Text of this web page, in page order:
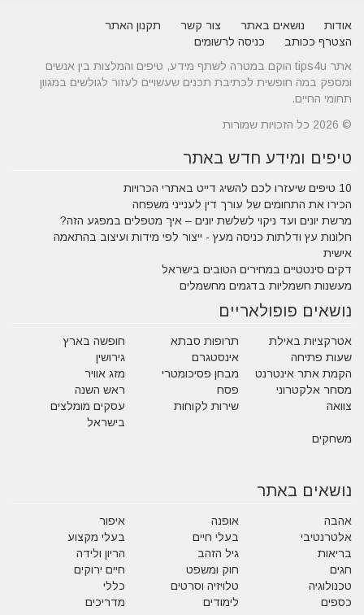
אודות נושאים באתר צור קשר
תקנון האתר
הצטרף ככותב
כניסה לרשומים
אתר tips4u הוקם במטרה לשתף מידע, טיפים והמלצות בין אנשים
ומספק במה חופשית לכתיבת תכנים שעשויים לעזור לגולשים במגוון
תחומי החיים.
© 2026 כל הזכויות שמורות
טיפים ומידע חדש באתר
10 טיפים שיעזרו לכם להשיג דייט באתרי הכרויות
הכירו את התחומים של עורך דין לענייני משפחה
מרשת יונים ועד ניקוי לשלשת יונים – איך מטפלים במפגע הזה?
חלונות עץ ודלתות כניסה מעץ - ייצור לפי מידות ועיצוב בהתאמה
אישית
דקים סינטטיים במחירים הטובים בישראל
מעשנות חשמליות בדגמים מחשמלים
נושאים פופולאריים
אטרקציות באילת תרופות סבתא
חופשה בארץ
שעות פתיחה
אינסטגרם
גירושין
הקמת אתר אינטרנט
מבחן פסיכומטרי
מזג אוויר
מסחר אלקטרוני
פסח
ראש השנה
צוואה
שירות לקוחות
עסקים מומלצים
בישראל
משחקים
נושאים באתר
אהבה אופנה
איפור
אלטרנטיבי
בעלי חיים
בעלי מקצוע
בריאות
גיל הזהב
הריון ולידה
חגים
חוק ומשפט
חיים ירוקים
טכנולוגיה
טלויזיה וסרטים
כללי
כספים
לימודים
מדריכים